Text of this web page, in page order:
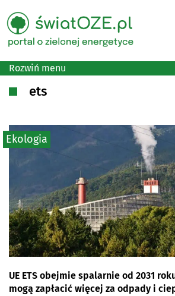
Rozwiń menu
ets
UE ETS obejmie spalarnie od 2031
mogą zapłacić więcej za odpady i
Ekologia